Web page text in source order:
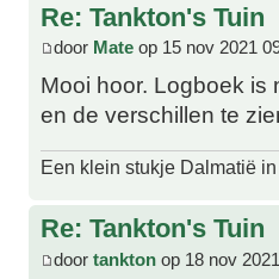
Re: Tankton's Tuin
door Mate op 15 nov 2021
Mooi hoor. Logboek is
en de verschillen te
Een klein stukje Dalmatië
Re: Tankton's Tuin
door tankton op 18 nov